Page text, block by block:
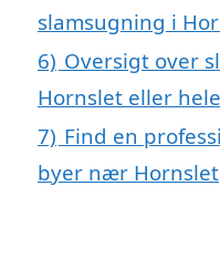
slamsugning i
6) Oversigt over
Hornslet eller
7) Find en
byer nær Hornslet